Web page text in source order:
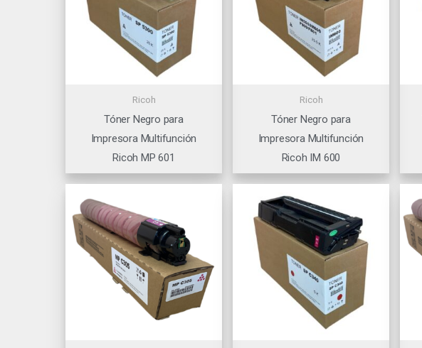
Ricoh
Tóner Negro para
Impresora Multifunción
Ricoh MP 601
Ricoh
Tóner Negro para
Impresora Multifunción
Ricoh IM 600